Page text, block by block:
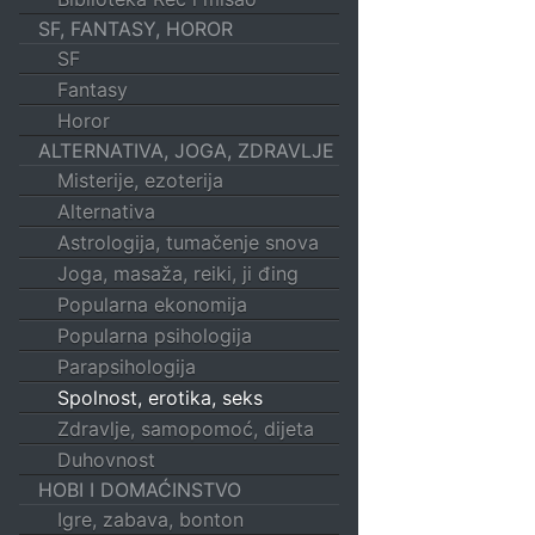
SF, FANTASY, HOROR
SF
Fantasy
Horor
ALTERNATIVA, JOGA, ZDRAVLJE
Misterije, ezoterija
Alternativa
Astrologija, tumačenje snova
Joga, masaža, reiki, ji đing
Popularna ekonomija
Popularna psihologija
Parapsihologija
Spolnost, erotika, seks
Zdravlje, samopomoć, dijeta
Duhovnost
HOBI I DOMAĆINSTVO
Igre, zabava, bonton